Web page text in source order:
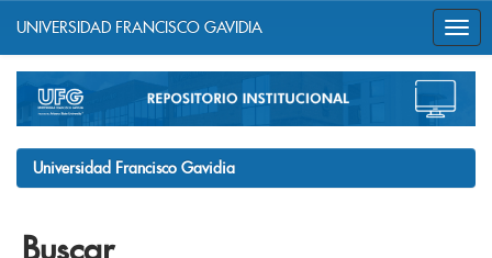
navigation
UNIVERSIDAD FRANCISCO GAVIDIA
Universidad Francisco Gavidia
Buscar